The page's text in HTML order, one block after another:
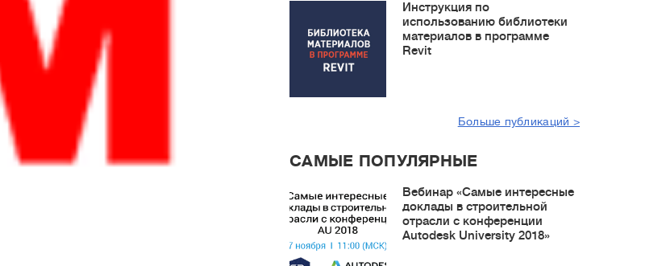
Инструкция по
использованию библиотеки
материалов в программе
Revit
Больше публикаций >
САМЫЕ ПОПУЛЯРНЫЕ
Вебинар «Самые интересные
доклады в строительной
отрасли с конференции
Autodesk University 2018»